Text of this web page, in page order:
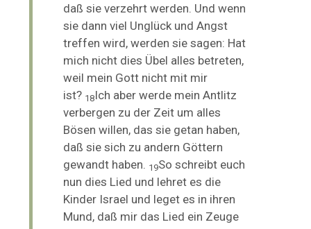
daß sie verzehrt werden. Und wenn
sie dann viel Unglück und Angst
treffen wird, werden sie sagen: Hat
mich nicht dies Übel alles betreten,
weil mein Gott nicht mit mir
ist? 18Ich aber werde mein Antlitz
verbergen zu der Zeit um alles
Bösen willen, das sie getan haben,
daß sie sich zu andern Göttern
gewandt haben. 19So schreibt euch
nun dies Lied und lehret es die
Kinder Israel und leget es in ihren
Mund, daß mir das Lied ein Zeuge